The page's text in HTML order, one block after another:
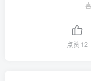
点赞 12